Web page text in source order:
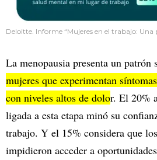
Deloitte. Informe “Mujeres en el trabajo: Una
La menopausia presenta un patrón
mujeres que experimentan
con niveles altos de dolor. El 20%
ligada a esta etapa minó su
trabajo. Y el 15% considera que
impidieron acceder a